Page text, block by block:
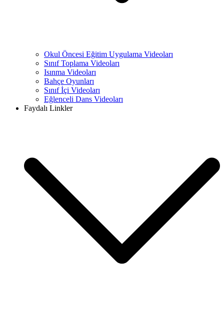
Okul Öncesi Eğitim Uygulama Videoları
Sınıf Toplama Videoları
Isınma Videoları
Bahçe Oyunları
Sınıf İçi Videoları
Eğlenceli Dans Videoları
Faydalı Linkler